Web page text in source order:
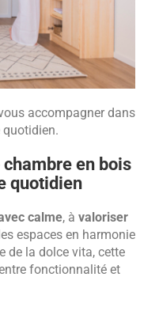
accompagner dans
quotidien.
en bois
quotidien
calme, à valoriser
espaces en harmonie
de la dolce vita, cette
fonctionnalité et